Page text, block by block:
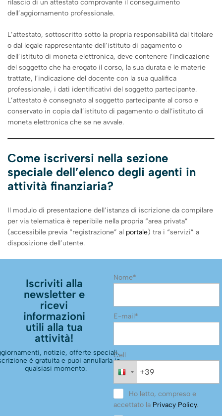
rilascio di un attestato comprovante il conseguimento
dell’aggiornamento professionale.
L’attestato, sottoscritto sotto la propria responsabilità dal titolare
o dal legale rappresentante dell’istituto di pagamento o
dell’istituto di moneta elettronica, deve contenere l’indicazione
del soggetto che ha erogato il corso, la sua durata e le materie
trattate, l’indicazione del docente con la sua qualifica
professionale, i dati identificativi del soggetto partecipante.
L’attestato è consegnato al soggetto partecipante al corso e
conservato in copia dall’istituto di pagamento o dall’istituto di
moneta elettronica che se ne avvale.
Come iscriversi nella sezione
speciale dell’elenco degli agenti in
attività finanziaria?
Il modulo di presentazione dell’istanza di iscrizione da compilare
per via telematica è reperibile nella propria “area privata”
(accessibile previa “registrazione” al portale) tra i “servizi” a
disposizione dell’utente.
Iscriviti alla
newsletter e
ricevi
informazioni
utili alla tua
attività!
notizie, offerte speciali.
è gratuita e puoi annullarla in
qualsiasi momento.
Nome*
E-mail*
Cell
Ho letto, compreso e
accettato la Privacy Policy.